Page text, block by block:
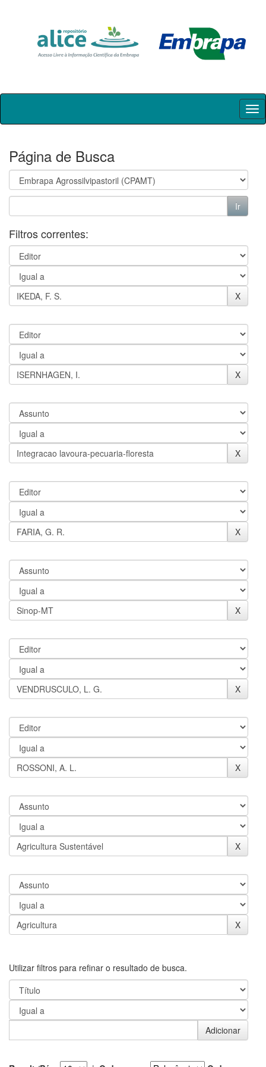
Skip
Página de Busca
Filtros correntes:
Utilizar filtros para refinar o resultado de busca.